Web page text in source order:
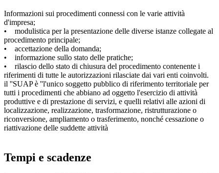
Informazioni sui procedimenti connessi con le varie attività
d'impresa;
• modulistica per la presentazione delle diverse istanze collegate al
procedimento principale;
• accettazione della domanda;
• informazione sullo stato delle pratiche;
• rilascio dello stato di chiusura del procedimento contenente i
riferimenti di tutte le autorizzazioni rilasciate dai vari enti coinvolti.
il ''SUAP è ''l'unico soggetto pubblico di riferimento territoriale per
tutti i procedimenti che abbiano ad oggetto l'esercizio di attività
produttive e di prestazione di servizi, e quelli relativi alle azioni di
localizzazione, realizzazione, trasformazione, ristrutturazione o
riconversione, ampliamento o trasferimento, nonché cessazione o
riattivazione delle suddette attività
Tempi e scadenze